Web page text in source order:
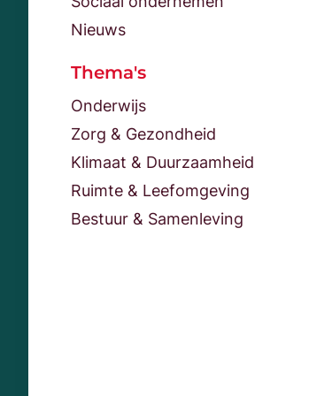
Nieuws
Thema's
Onderwijs
Zorg & Gezondheid
Klimaat & Duurzaamheid
Ruimte & Leefomgeving
Bestuur & Samenleving